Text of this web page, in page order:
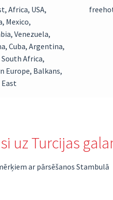
Africa, USA,
Mexico,
Venezuela,
Cuba, Argentina,
Africa,
Europe, Balkans,
East
uz Turcijas
ar pārsēšanos Stambulā